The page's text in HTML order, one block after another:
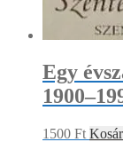
Egy
1500 Ft